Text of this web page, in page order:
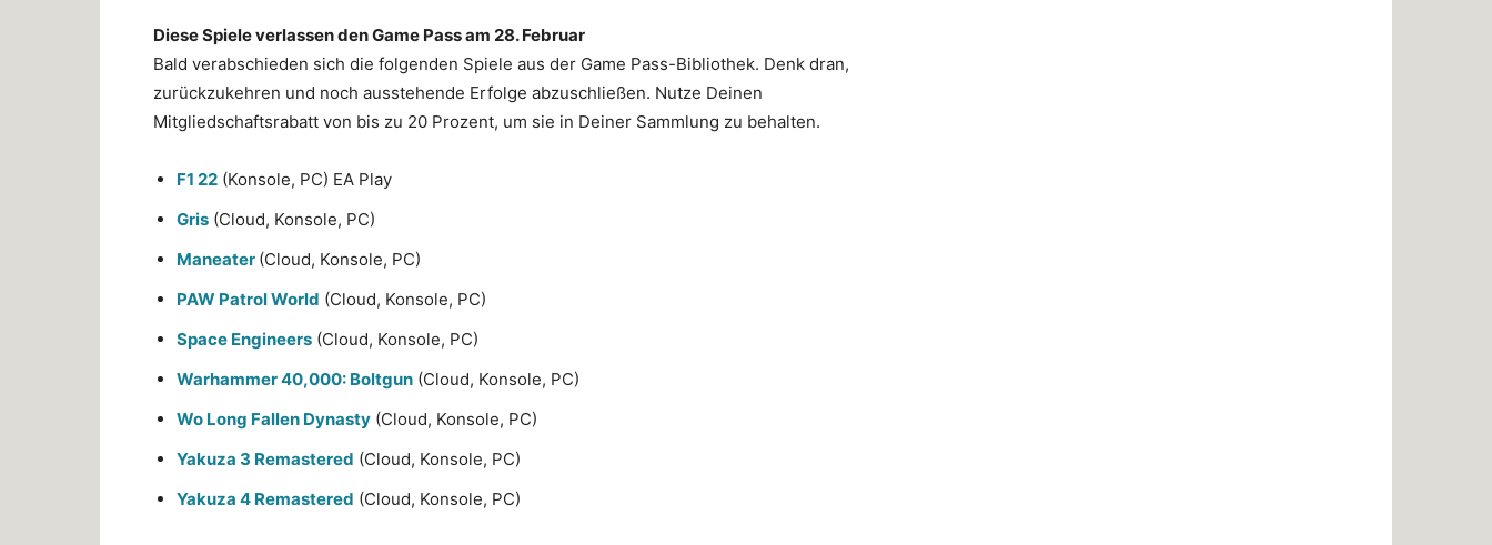
Diese Spiele verlassen den Game Pass am 28. Februar
Bald verabschieden sich die folgenden Spiele aus der Game Pass-Bibliothek. Denk dran,
zurückzukehren und noch ausstehende Erfolge abzuschließen. Nutze Deinen
Mitgliedschaftsrabatt von bis zu 20 Prozent, um sie in Deiner Sammlung zu behalten.
F1 22 (Konsole, PC) EA Play
Gris (Cloud, Konsole, PC)
Maneater (Cloud, Konsole, PC)
PAW Patrol World (Cloud, Konsole, PC)
Space Engineers (Cloud, Konsole, PC)
Warhammer 40,000: Boltgun (Cloud, Konsole, PC)
Wo Long Fallen Dynasty (Cloud, Konsole, PC)
Yakuza 3 Remastered (Cloud, Konsole, PC)
Yakuza 4 Remastered (Cloud, Konsole, PC)